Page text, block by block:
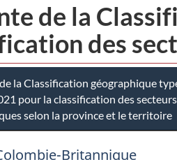
de la
des
la Classification géographique
pour la classification des secteurs
selon la province et le territoire
Britannique